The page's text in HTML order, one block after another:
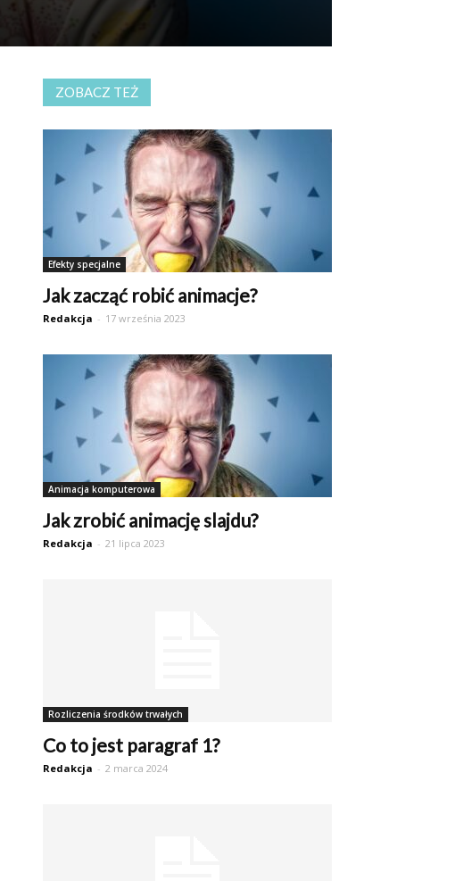
ZOBACZ TEŻ
Efekty specjalne
Jak zacząć robić animacje?
Redakcja - 17 września 2023
Animacja komputerowa
Jak zrobić animację slajdu?
Redakcja - 21 lipca 2023
Rozliczenia środków trwałych
Co to jest paragraf 1?
Redakcja - 2 marca 2024